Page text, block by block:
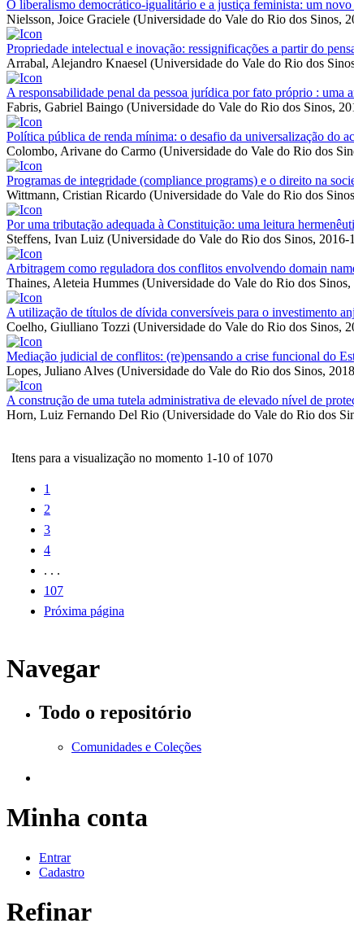
O liberalismo democrático-igualitário e a justiça feminista: um
Nielsson, Joice Graciele (Universidade do Vale do Rio dos Sinos,
Propriedade intelectual e inovação: ressignificações a partir do
Arrabal, Alejandro Knaesel (Universidade do Vale do Rio dos
A responsabilidade penal da pessoa jurídica por fato próprio : uma
Fabris, Gabriel Baingo (Universidade do Vale do Rio dos Sinos,
Política pública de renda mínima: o desafio da universalização do
Colombo, Arivane do Carmo (Universidade do Vale do Rio dos
Programas de integridade (compliance programs) e o direito na
Wittmann, Cristian Ricardo (Universidade do Vale do Rio dos Sinos
Por uma tributação adequada à Constituição: uma leitura
Steffens, Ivan Luiz (Universidade do Vale do Rio dos Sinos, 2016-
Arbitragem como reguladora dos conflitos envolvendo domain
Thaines, Aleteia Hummes (Universidade do Vale do Rio dos Sinos,
A utilização de títulos de dívida conversíveis para o investimento
Coelho, Giulliano Tozzi (Universidade do Vale do Rio dos Sinos,
Mediação judicial de conflitos: (re)pensando a crise funcional do
Lopes, Juliano Alves (Universidade do Vale do Rio dos Sinos,
A construção de uma tutela administrativa de elevado nível de
Horn, Luiz Fernando Del Rio (Universidade do Vale do Rio dos
Itens para a visualização no momento 1-10 of 1070
1
2
3
4
. . .
107
Próxima página
Navegar
Todo o repositório
Comunidades e Coleções
Minha conta
Entrar
Cadastro
Refinar